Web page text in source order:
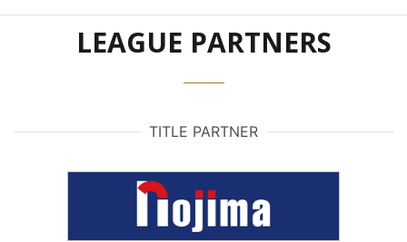
LEAGUE PARTNERS
TITLE PARTNER